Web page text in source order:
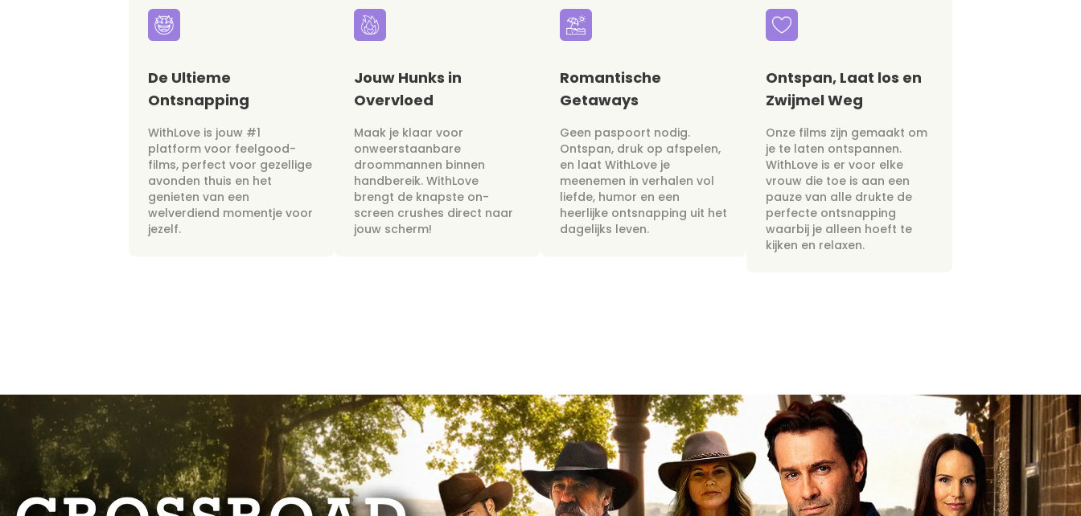
De Ultieme
Ontsnapping
WithLove is jouw #1
platform voor feelgood-
films, perfect voor gezellige
avonden thuis en het
genieten van een
welverdiend momentje voor
jezelf.
Jouw Hunks in
Overvloed
Maak je klaar voor
onweerstaanbare
droommannen binnen
handbereik. WithLove
brengt de knapste on-
screen crushes direct naar
jouw scherm!
Romantische
Getaways
Geen paspoort nodig.
Ontspan, druk op afspelen,
en laat WithLove je
meenemen in verhalen vol
liefde, humor en een
heerlijke ontsnapping uit het
dagelijks leven.
Ontspan, Laat los en
Zwijmel Weg
Onze films zijn gemaakt om
je te laten ontspannen.
WithLove is er voor elke
vrouw die toe is aan een
pauze van alle drukte de
perfecte ontsnapping
waarbij je alleen hoeft te
kijken en relaxen.